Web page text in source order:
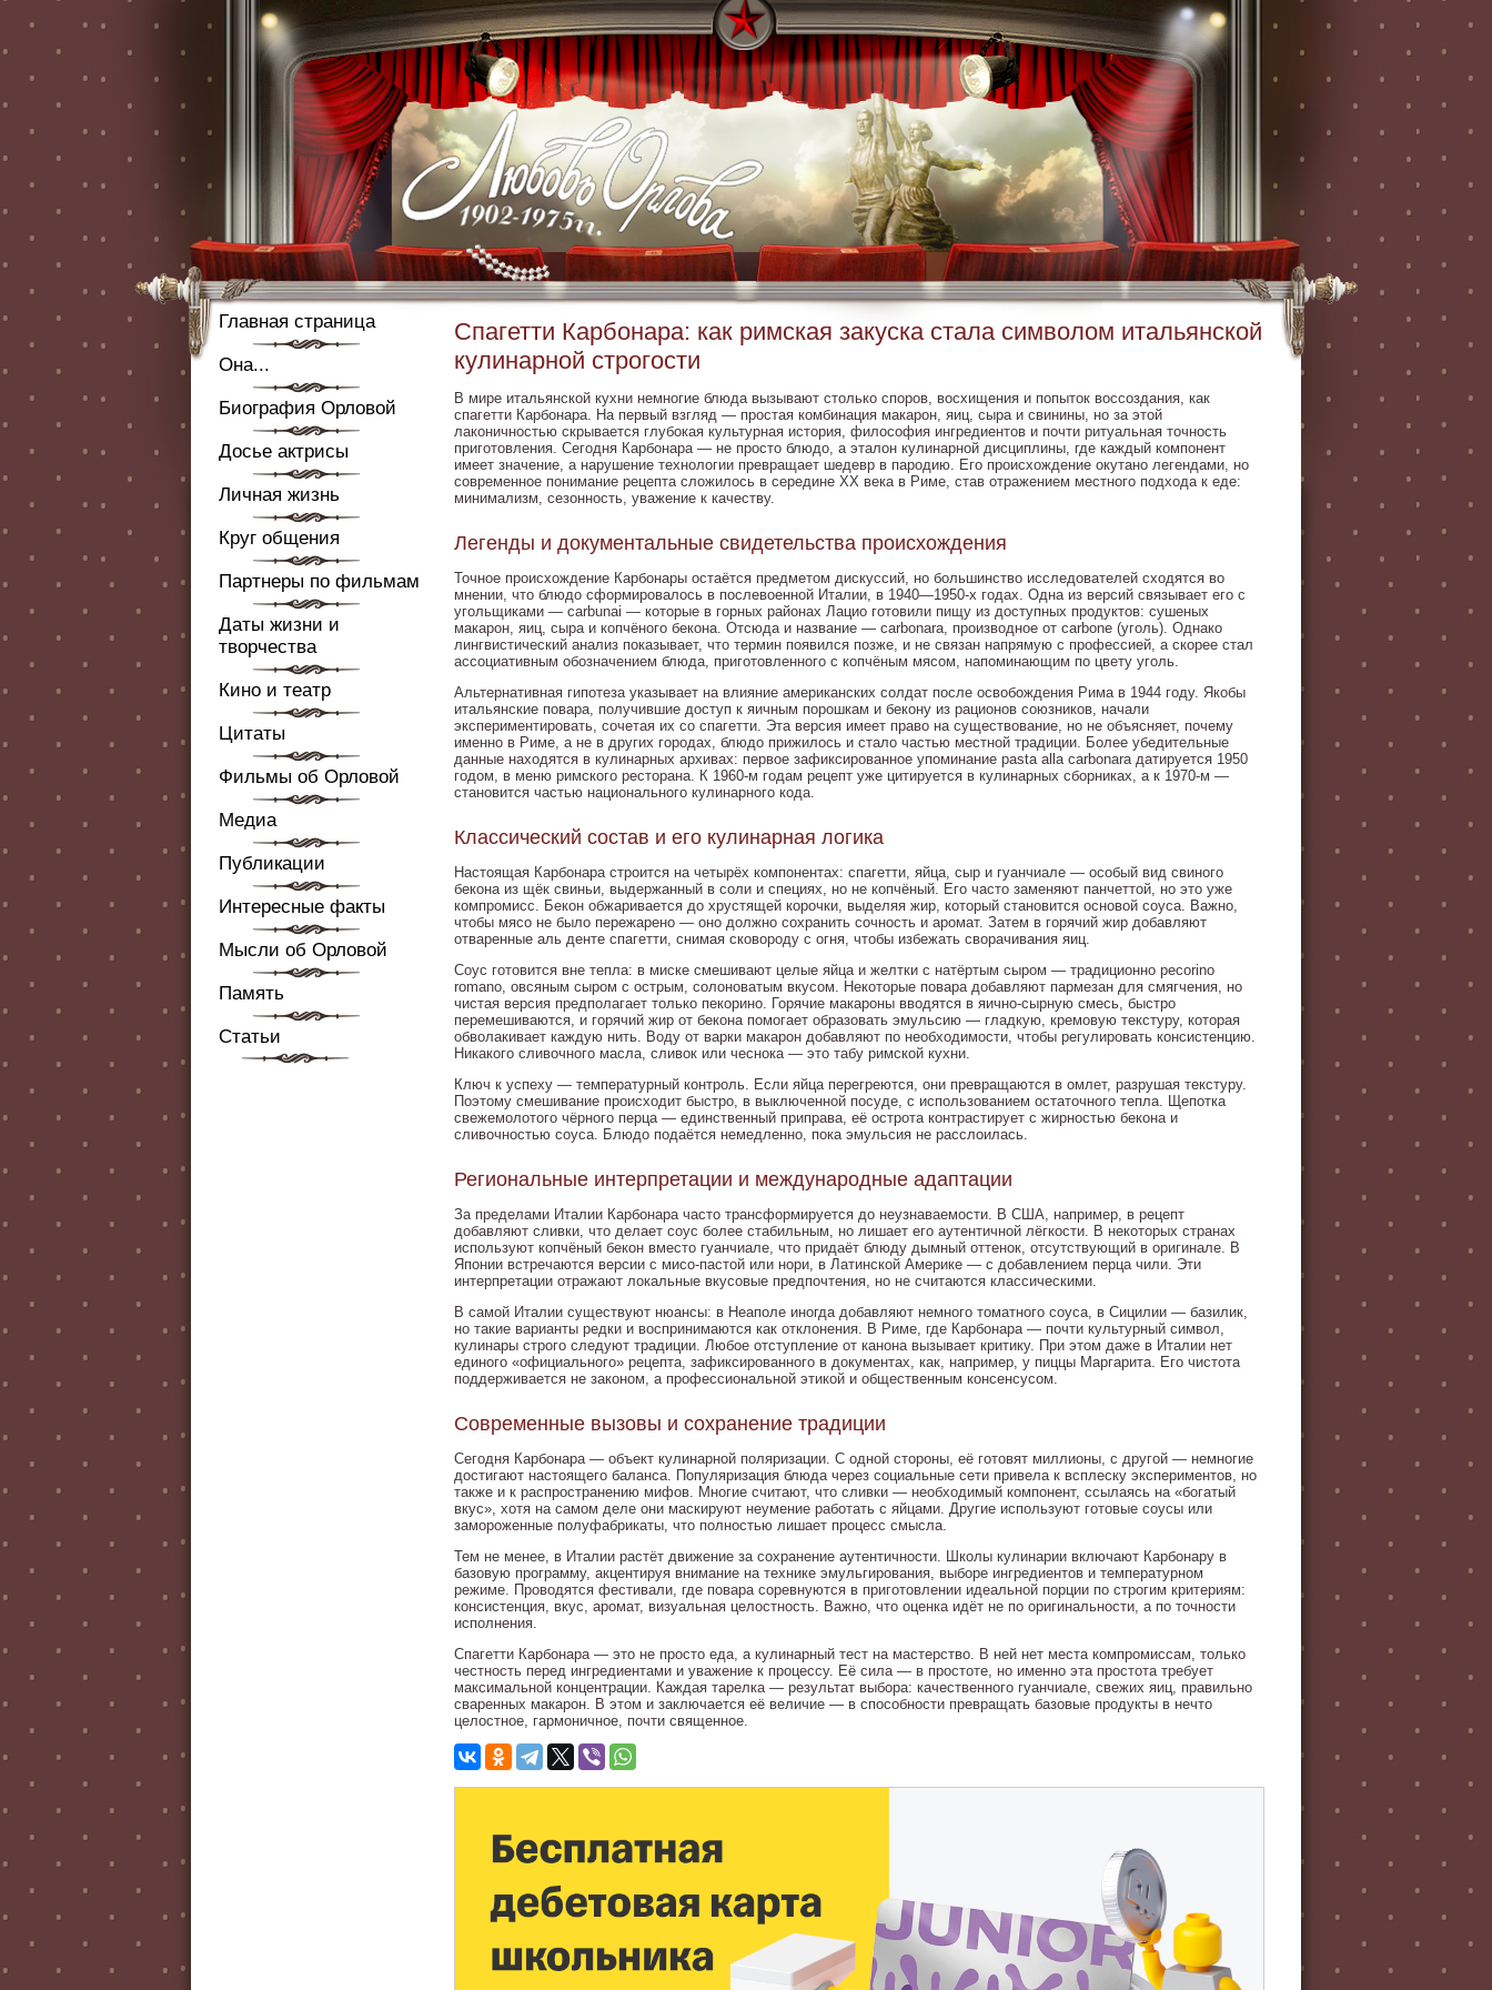
Главная страница
Она...
Биография Орловой
Досье актрисы
Личная жизнь
Круг общения
Партнеры по фильмам
Даты жизни и
творчества
Кино и театр
Цитаты
Фильмы об Орловой
Медиа
Публикации
Интересные факты
Мысли об Орловой
Память
Статьи
Спагетти Карбонара: как римская закуска стала символом итальянской
кулинарной строгости
В мире итальянской кухни немногие блюда вызывают столько споров, восхищения и попыток воссоздания, как
спагетти Карбонара. На первый взгляд — простая комбинация макарон, яиц, сыра и свинины, но за этой
лаконичностью скрывается глубокая культурная история, философия ингредиентов и почти ритуальная точность
приготовления. Сегодня Карбонара — не просто блюдо, а эталон кулинарной дисциплины, где каждый компонент
имеет значение, а нарушение технологии превращает шедевр в пародию. Его происхождение окутано легендами, но
современное понимание рецепта сложилось в середине XX века в Риме, став отражением местного подхода к еде:
минимализм, сезонность, уважение к качеству.
Легенды и документальные свидетельства происхождения
Точное происхождение Карбонары остаётся предметом дискуссий, но большинство исследователей сходятся во
мнении, что блюдо сформировалось в послевоенной Италии, в 1940—1950-х годах. Одна из версий связывает его с
угольщиками — carbunai — которые в горных районах Лацио готовили пищу из доступных продуктов: сушеных
макарон, яиц, сыра и копчёного бекона. Отсюда и название — carbonara, производное от carbone (уголь). Однако
лингвистический анализ показывает, что термин появился позже, и не связан напрямую с профессией, а скорее стал
ассоциативным обозначением блюда, приготовленного с копчёным мясом, напоминающим по цвету уголь.
Альтернативная гипотеза указывает на влияние американских солдат после освобождения Рима в 1944 году. Якобы
итальянские повара, получившие доступ к яичным порошкам и бекону из рационов союзников, начали
экспериментировать, сочетая их со спагетти. Эта версия имеет право на существование, но не объясняет, почему
именно в Риме, а не в других городах, блюдо прижилось и стало частью местной традиции. Более убедительные
данные находятся в кулинарных архивах: первое зафиксированное упоминание pasta alla carbonara датируется 1950
годом, в меню римского ресторана. К 1960-м годам рецепт уже цитируется в кулинарных сборниках, а к 1970-м —
становится частью национального кулинарного кода.
Классический состав и его кулинарная логика
Настоящая Карбонара строится на четырёх компонентах: спагетти, яйца, сыр и гуанчиале — особый вид свиного
бекона из щёк свиньи, выдержанный в соли и специях, но не копчёный. Его часто заменяют панчеттой, но это уже
компромисс. Бекон обжаривается до хрустящей корочки, выделяя жир, который становится основой соуса. Важно,
чтобы мясо не было пережарено — оно должно сохранить сочность и аромат. Затем в горячий жир добавляют
отваренные аль денте спагетти, снимая сковороду с огня, чтобы избежать сворачивания яиц.
Соус готовится вне тепла: в миске смешивают целые яйца и желтки с натёртым сыром — традиционно pecorino
romano, овсяным сыром с острым, солоноватым вкусом. Некоторые повара добавляют пармезан для смягчения, но
чистая версия предполагает только пекорино. Горячие макароны вводятся в яично-сырную смесь, быстро
перемешиваются, и горячий жир от бекона помогает образовать эмульсию — гладкую, кремовую текстуру, которая
обволакивает каждую нить. Воду от варки макарон добавляют по необходимости, чтобы регулировать консистенцию.
Никакого сливочного масла, сливок или чеснока — это табу римской кухни.
Ключ к успеху — температурный контроль. Если яйца перегреются, они превращаются в омлет, разрушая текстуру.
Поэтому смешивание происходит быстро, в выключенной посуде, с использованием остаточного тепла. Щепотка
свежемолотого чёрного перца — единственный приправа, её острота контрастирует с жирностью бекона и
сливочностью соуса. Блюдо подаётся немедленно, пока эмульсия не расслоилась.
Региональные интерпретации и международные адаптации
За пределами Италии Карбонара часто трансформируется до неузнаваемости. В США, например, в рецепт
добавляют сливки, что делает соус более стабильным, но лишает его аутентичной лёгкости. В некоторых странах
используют копчёный бекон вместо гуанчиале, что придаёт блюду дымный оттенок, отсутствующий в оригинале. В
Японии встречаются версии с мисо-пастой или нори, в Латинской Америке — с добавлением перца чили. Эти
интерпретации отражают локальные вкусовые предпочтения, но не считаются классическими.
В самой Италии существуют нюансы: в Неаполе иногда добавляют немного томатного соуса, в Сицилии — базилик,
но такие варианты редки и воспринимаются как отклонения. В Риме, где Карбонара — почти культурный символ,
кулинары строго следуют традиции. Любое отступление от канона вызывает критику. При этом даже в Италии нет
единого «официального» рецепта, зафиксированного в документах, как, например, у пиццы Маргарита. Его чистота
поддерживается не законом, а профессиональной этикой и общественным консенсусом.
Современные вызовы и сохранение традиции
Сегодня Карбонара — объект кулинарной поляризации. С одной стороны, её готовят миллионы, с другой — немногие
достигают настоящего баланса. Популяризация блюда через социальные сети привела к всплеску экспериментов, но
также и к распространению мифов. Многие считают, что сливки — необходимый компонент, ссылаясь на «богатый
вкус», хотя на самом деле они маскируют неумение работать с яйцами. Другие используют готовые соусы или
замороженные полуфабрикаты, что полностью лишает процесс смысла.
Тем не менее, в Италии растёт движение за сохранение аутентичности. Школы кулинарии включают Карбонару в
базовую программу, акцентируя внимание на технике эмульгирования, выборе ингредиентов и температурном
режиме. Проводятся фестивали, где повара соревнуются в приготовлении идеальной порции по строгим критериям:
консистенция, вкус, аромат, визуальная целостность. Важно, что оценка идёт не по оригинальности, а по точности
исполнения.
Спагетти Карбонара — это не просто еда, а кулинарный тест на мастерство. В ней нет места компромиссам, только
честность перед ингредиентами и уважение к процессу. Её сила — в простоте, но именно эта простота требует
максимальной концентрации. Каждая тарелка — результат выбора: качественного гуанчиале, свежих яиц, правильно
сваренных макарон. В этом и заключается её величие — в способности превращать базовые продукты в нечто
целостное, гармоничное, почти священное.